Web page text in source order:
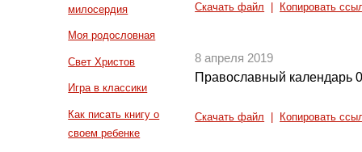
милосердия
Моя родословная
Свет Христов
Игра в классики
Как писать книгу о
своем ребенке
Скачать файл Копировать
8 апреля 2019
Православный календарь
Скачать файл Копировать